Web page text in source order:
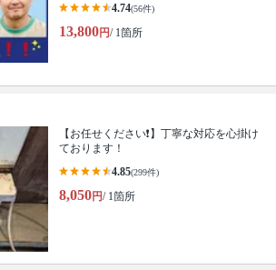
4.74(56件)
13,800円/ 1箇所
【お任せください❗️】丁寧な対応を心掛け
ております！
4.85(299件)
8,050円/ 1箇所